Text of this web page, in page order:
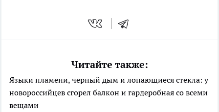
Читайте также:
Языки пламени, черный дым и лопающиеся стекла: у
новороссийцев сгорел балкон и гардеробная со всеми
вещами